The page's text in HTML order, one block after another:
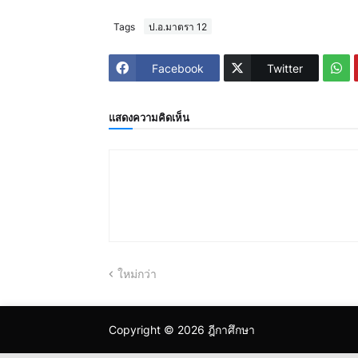
Tags ป.อ.มาตรา 12
Facebook Twitter
แสดงความคิดเห็น
ใหม่กว่า
Copyright © 2026 ฎีกาศึกษา